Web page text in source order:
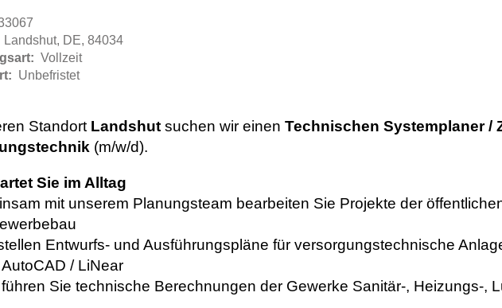
Landshut, DE, 84034
Vollzeit
Unbefristet
Standort Landshut suchen wir einen Technischen Systemplaner /
(m/w/d).
Sie im Alltag
mit unserem Planungsteam bearbeiten Sie Projekte der
Entwurfs- und Ausführungspläne für versorgungstechnische
/ LiNear
Sie technische Berechnungen der Gewerke Sanitär-, Heizungs-,